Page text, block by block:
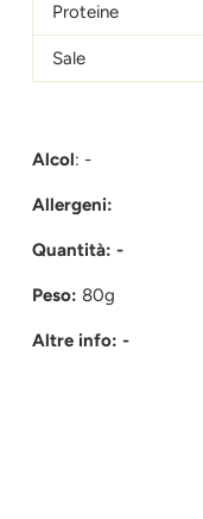
Proteine
Sale
Alcol: -
Allergeni:
Quantità: -
Peso: 80g
Altre info: -